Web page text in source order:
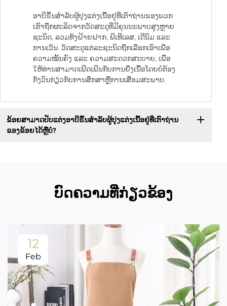
ອາບີຣົ້ນສຳລັບຜູ້ປຸງແຕ່ງເນື້ອຢູ່ທີ່ເຕົາຖ່ານຂອງພວກ
ເຮົາຖືກຜະລິດຈາກວັດສະດຸທີ່ມີຄຸນນະພາບສູງຫຼາຍ
ຊະນິດ, ລວມທັງຝ້າຍຝາກ, ພີເທີເລສ, ເດີນິມ ແລະ
ການເວັນ. ວັດສະດຸແຕ່ລະຊະນິດຖືກເລືອກເອົາເພື່ອ
ຄວາມໝັ້ນຄົງ ແລະ ຄວາມສະດວກສະບາຍ, ເພື່ອ
ໃຫ້ທ່ານສາມາດເພີດເພີນກັບການຍື່ງເນື້ອໂດຍບໍ່ຕ້ອງ
ກັງວົນກ່ຽວກັບການສຶກສາຫຼືການເສື່ອມສະພາບ.
ຂ້ອຍສາມາດປັບແຕ່ງອາບີຣົ້ນສຳລັບຜູ້ປຸງແຕ່ງເນື້ອຢູ່ທີ່ເຕົາຖ່ານ
ຂອງຂ້ອຍໄດ້ຫຼືບໍ?
ບົດຄວາມທີ່ກ່ຽວຂ້ອງ
12
Feb